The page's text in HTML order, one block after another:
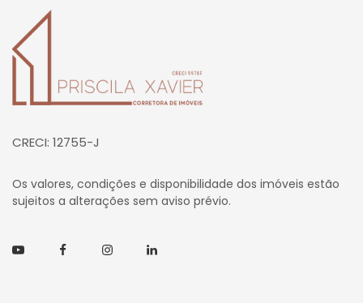
Página inicial
CRECI: 12755-J
Os valores, condições e disponibilidade dos imóveis estão
sujeitos a alterações sem aviso prévio.
YoutubeFacebookInstagramLinkedin